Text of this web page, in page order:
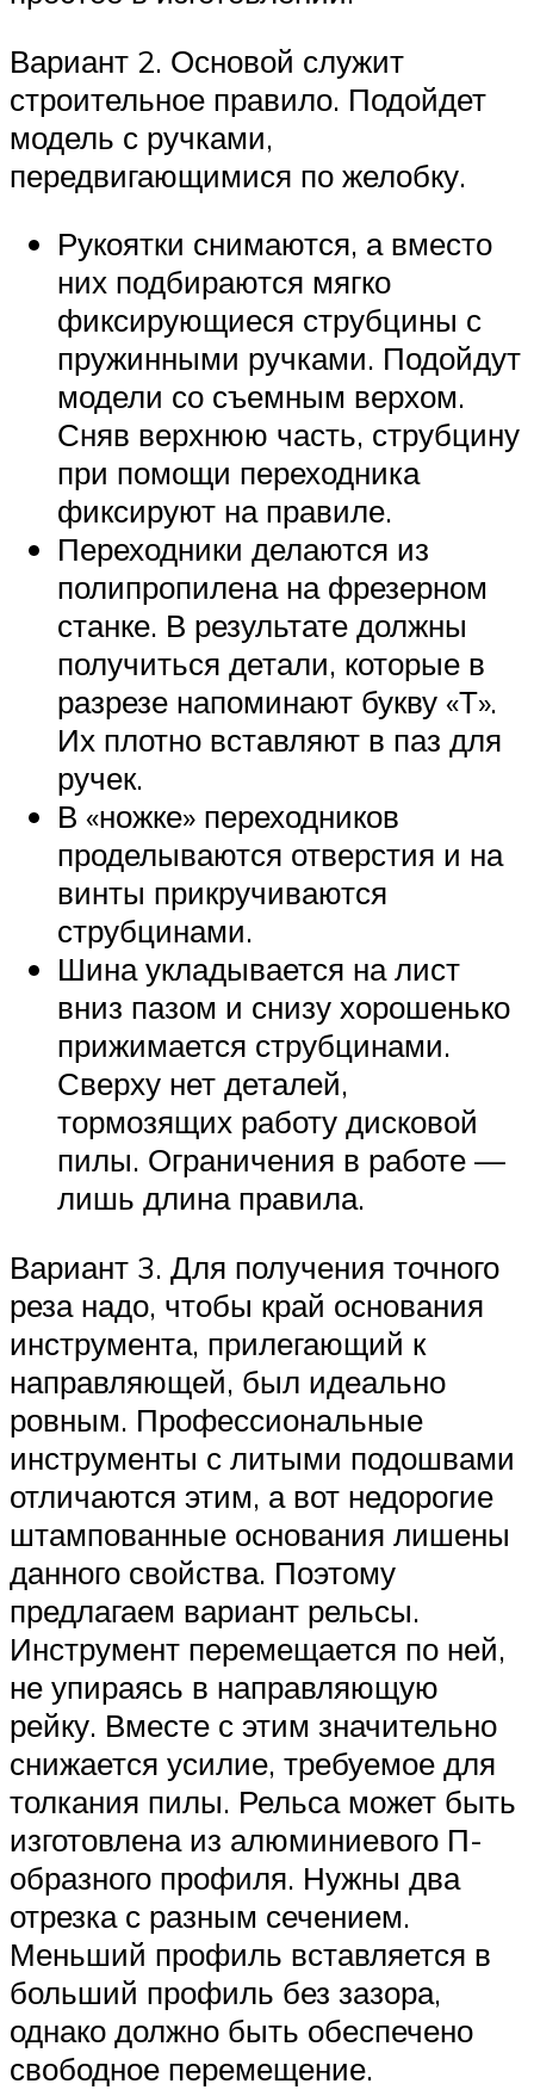
Вариант 2. Основой служит
строительное правило. Подойдет
модель с ручками,
передвигающимися по желобку.
Рукоятки снимаются, а вместо
них подбираются мягко
фиксирующиеся струбцины с
пружинными ручками. Подойдут
модели со съемным верхом.
Сняв верхнюю часть, струбцину
при помощи переходника
фиксируют на правиле.
Переходники делаются из
полипропилена на фрезерном
станке. В результате должны
получиться детали, которые в
разрезе напоминают букву «Т».
Их плотно вставляют в паз для
ручек.
В «ножке» переходников
проделываются отверстия и на
винты прикручиваются
струбцинами.
Шина укладывается на лист
вниз пазом и снизу хорошенько
прижимается струбцинами.
Сверху нет деталей,
тормозящих работу дисковой
пилы. Ограничения в работе —
лишь длина правила.
Вариант 3. Для получения точного
реза надо, чтобы край основания
инструмента, прилегающий к
направляющей, был идеально
ровным. Профессиональные
инструменты с литыми подошвами
отличаются этим, а вот недорогие
штампованные основания лишены
данного свойства. Поэтому
предлагаем вариант рельсы.
Инструмент перемещается по ней,
не упираясь в направляющую
рейку. Вместе с этим значительно
снижается усилие, требуемое для
толкания пилы. Рельса может быть
изготовлена из алюминиевого П-
образного профиля. Нужны два
отрезка с разным сечением.
Меньший профиль вставляется в
больший профиль без зазора,
однако должно быть обеспечено
свободное перемещение.